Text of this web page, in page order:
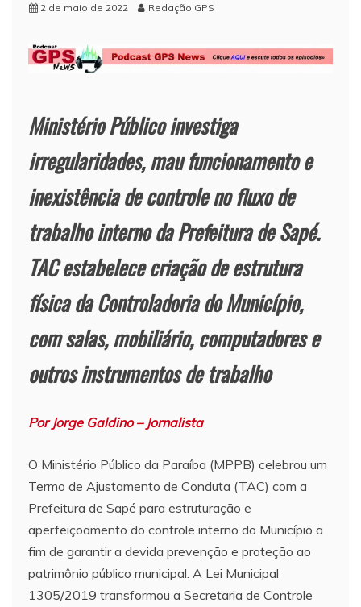
2 de maio de 2022 Redação GPS
Ministério Público investiga
irregularidades, mau funcionamento e
inexistência de controle no fluxo de
trabalho interno da Prefeitura de Sapé.
TAC estabelece criação de estrutura
física da Controladoria do Município,
com salas, mobiliário, computadores e
outros instrumentos de trabalho
Por Jorge Galdino – Jornalista
O Ministério Público da Paraíba (MPPB) celebrou um
Termo de Ajustamento de Conduta (TAC) com a
Prefeitura de Sapé para estruturação e
aperfeiçoamento do controle interno do Município a
fim de garantir a devida prevenção e proteção ao
patrimônio público municipal. A Lei Municipal
1305/2019 transformou a Secretaria de Controle